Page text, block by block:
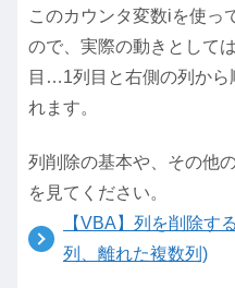
このカウンタ変数iを使っ
ので、実際の動きとして
目…1列目と右側の列から
れます。
列削除の基本や、その他
を見てください。
【VBA】列を削除す
列、離れた複数列)